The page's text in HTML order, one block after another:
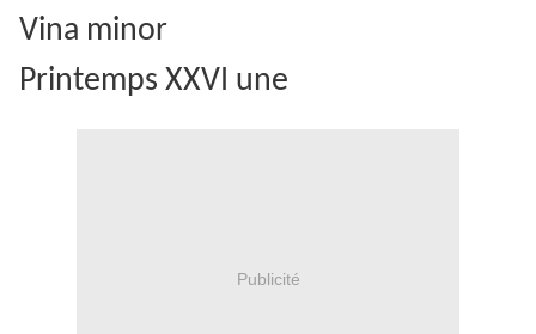
Vina minor
Printemps XXVI une
Publicité